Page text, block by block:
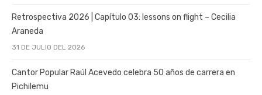
Retrospectiva 2026 | Capítulo 03: lessons on flight – Cecilia
Araneda
31 DE JULIO DEL 2026
Cantor Popular Raúl Acevedo celebra 50 años de carrera en
Pichilemu